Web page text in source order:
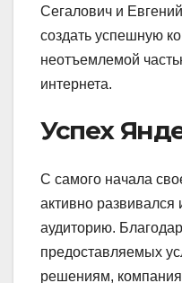
Сегалович и
создать успешную
неотъемлемой
интернета.
Успех
С самого начала
активно
аудиторию.
предоставляемых
решениям,